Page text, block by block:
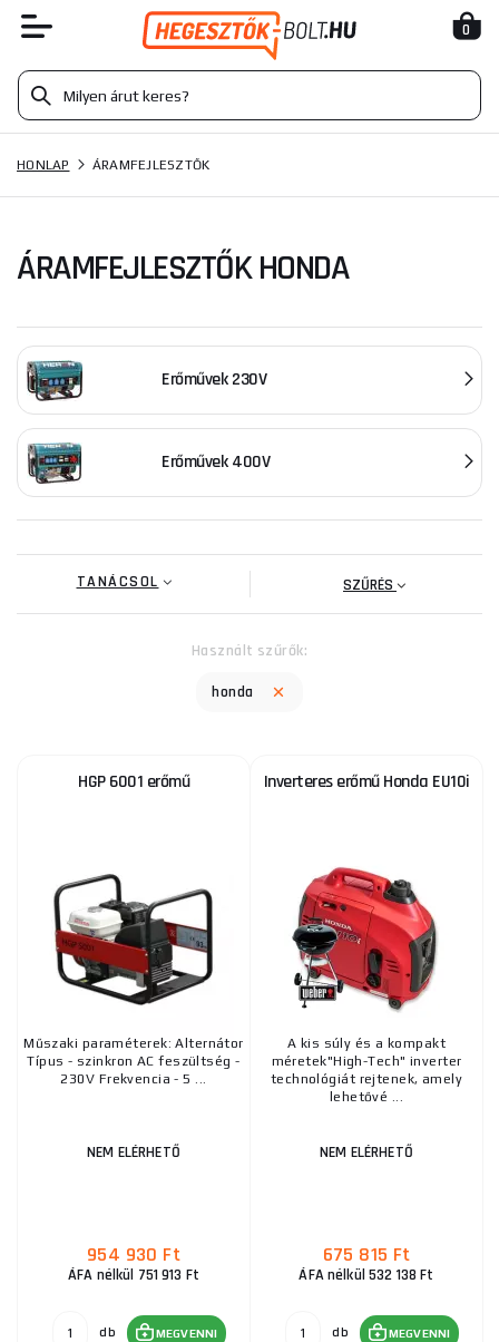
0
HONLAP ÁRAMFEJLESZTŐK
ÁRAMFEJLESZTŐK HONDA
Erőművek 230V
Erőművek 400V
TANÁCSOL SZŰRÉS
Használt szűrők:
honda
HGP 6001 erőmű
Műszaki paraméterek: Alternátor
Típus - szinkron AC feszültség -
230V Frekvencia - 5 ...
NEM ELÉRHETŐ
954 930 Ft
ÁFA nélkül 751 913 Ft
db MEGVENNI
Inverteres erőmű Honda EU10i
A kis súly és a kompakt
méretek"High-Tech" inverter
technológiát rejtenek, amely
lehetővé ...
NEM ELÉRHETŐ
675 815 Ft
ÁFA nélkül 532 138 Ft
db MEGVENNI